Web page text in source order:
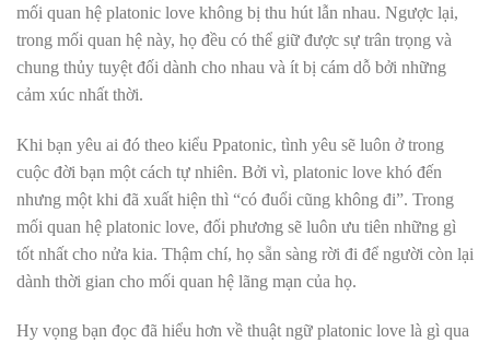
mối quan hệ platonic love không bị thu hút lẫn nhau. Ngược lại,
trong mối quan hệ này, họ đều có thể giữ được sự trân trọng và
chung thủy tuyệt đối dành cho nhau và ít bị cám dỗ bởi những
cảm xúc nhất thời.
Khi bạn yêu ai đó theo kiểu Ppatonic, tình yêu sẽ luôn ở trong
cuộc đời bạn một cách tự nhiên. Bởi vì, platonic love khó đến
nhưng một khi đã xuất hiện thì “có đuổi cũng không đi”. Trong
mối quan hệ platonic love, đối phương sẽ luôn ưu tiên những gì
tốt nhất cho nửa kia. Thậm chí, họ sẵn sàng rời đi để người còn lại
dành thời gian cho mối quan hệ lãng mạn của họ.
Hy vọng bạn đọc đã hiểu hơn về thuật ngữ platonic love là gì qua